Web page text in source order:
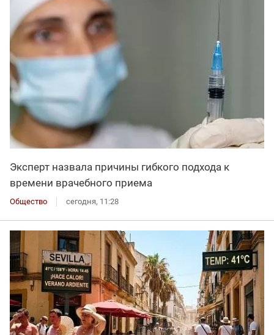
Эксперт назвала причины гибкого подхода к
времени врачебного приема
Общество сегодня, 11:28